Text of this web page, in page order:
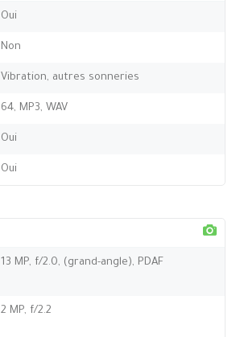
Oui
Non
Vibration, autres sonneries
64, MP3, WAV
Oui
Oui
13 MP, f/2.0, (grand-angle), PDAF
2 MP, f/2.2